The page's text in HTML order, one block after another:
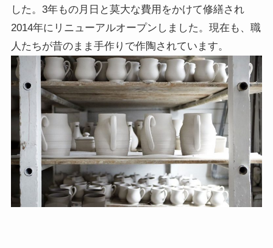
した。3年もの月日と莫大な費用をかけて修繕され
2014年にリニューアルオープンしました。現在も、職
人たちが昔のまま手作りで作陶されています。